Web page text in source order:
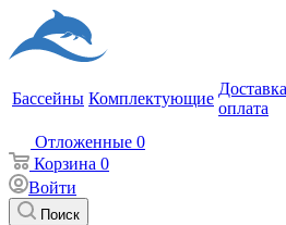
Бассейны Комплектующие
оплата
Отложенные 0
Корзина 0
Войти
Поиск